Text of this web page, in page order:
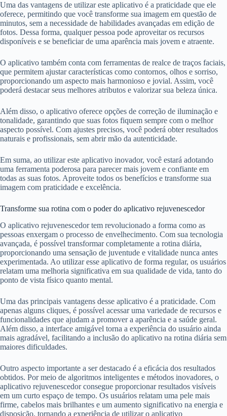
Uma das vantagens de utilizar este aplicativo é a praticidade que ele
oferece, permitindo que você transforme sua imagem em questão de
minutos, sem a necessidade de habilidades avançadas em edição de
fotos. Dessa forma, qualquer pessoa pode aproveitar os recursos
disponíveis e se beneficiar de uma aparência mais jovem e atraente.
O aplicativo também conta com ferramentas de realce de traços faciais,
que permitem ajustar características como contornos, olhos e sorriso,
proporcionando um aspecto mais harmonioso e jovial. Assim, você
poderá destacar seus melhores atributos e valorizar sua beleza única.
Além disso, o aplicativo oferece opções de correção de iluminação e
tonalidade, garantindo que suas fotos fiquem sempre com o melhor
aspecto possível. Com ajustes precisos, você poderá obter resultados
naturais e profissionais, sem abrir mão da autenticidade.
Em suma, ao utilizar este aplicativo inovador, você estará adotando
uma ferramenta poderosa para parecer mais jovem e confiante em
todas as suas fotos. Aproveite todos os benefícios e transforme sua
imagem com praticidade e excelência.
Transforme sua rotina com o poder do aplicativo rejuvenescedor
O aplicativo rejuvenescedor tem revolucionado a forma como as
pessoas enxergam o processo de envelhecimento. Com sua tecnologia
avançada, é possível transformar completamente a rotina diária,
proporcionando uma sensação de juventude e vitalidade nunca antes
experimentada. Ao utilizar esse aplicativo de forma regular, os usuários
relatam uma melhoria significativa em sua qualidade de vida, tanto do
ponto de vista físico quanto mental.
Uma das principais vantagens desse aplicativo é a praticidade. Com
apenas alguns cliques, é possível acessar uma variedade de recursos e
funcionalidades que ajudam a promover a aparência e a saúde geral.
Além disso, a interface amigável torna a experiência do usuário ainda
mais agradável, facilitando a inclusão do aplicativo na rotina diária sem
maiores dificuldades.
Outro aspecto importante a ser destacado é a eficácia dos resultados
obtidos. Por meio de algoritmos inteligentes e métodos inovadores, o
aplicativo rejuvenescedor consegue proporcionar resultados visíveis
em um curto espaço de tempo. Os usuários relatam uma pele mais
firme, cabelos mais brilhantes e um aumento significativo na energia e
disposição, tornando a experiência de utilizar o aplicativo